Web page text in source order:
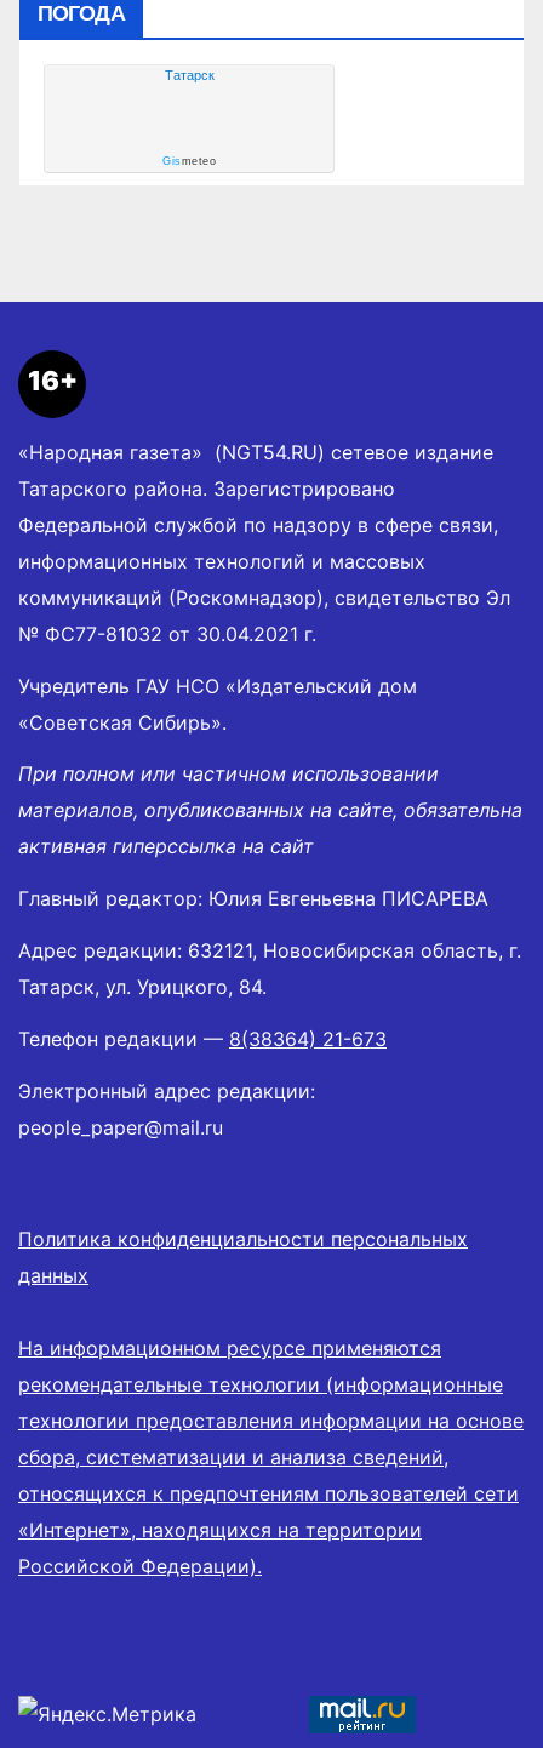
ПОГОДА
Татарск
Gismeteo
16+
«Народная газета» (NGT54.RU) сетевое издание
Татарского района. Зарегистрировано
Федеральной службой по надзору в сфере связи,
информационных технологий и массовых
коммуникаций (Роскомнадзор), свидетельство Эл
№ ФС77-81032 от 30.04.2021 г.
Учредитель ГАУ НСО «Издательский дом
«Советская Сибирь».
При полном или частичном использовании
материалов, опубликованных на сайте, обязательна
активная гиперссылка на сайт
Главный редактор: Юлия Евгеньевна ПИСАРЕВА
Адрес редакции: 632121, Новосибирская область, г.
Татарск, ул. Урицкого, 84.
Телефон редакции — 8(38364) 21-673
Электронный адрес редакции:
people_paper@mail.ru
Политика конфиденциальности персональных
данных
На информационном ресурсе применяются
рекомендательные технологии (информационные
технологии предоставления информации на основе
сбора, систематизации и анализа сведений,
относящихся к предпочтениям пользователей сети
«Интернет», находящихся на территории
Российской Федерации).